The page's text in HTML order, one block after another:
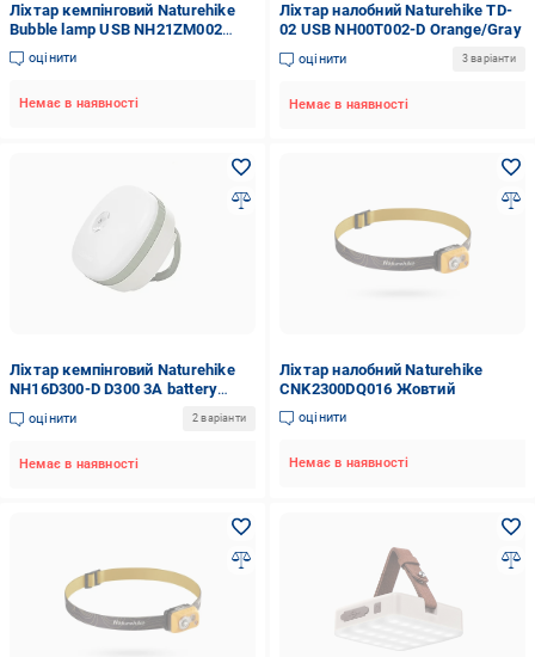
Ліхтар кемпінговий Naturehike
Bubble lamp USB NH21ZM002
Wood grain
оцінити
Немає в наявності
Ліхтар налобний Naturehike TD-
02 USB NH00T002-D Orange/Gray
оцінити 3 варіанти
Немає в наявності
Ліхтар кемпінговий Naturehike
NH16D300-D D300 3A battery
Green (1719664117)
оцінити 2 варіанти
Немає в наявності
Ліхтар налобний Naturehike
CNK2300DQ016 Жовтий
оцінити
Немає в наявності